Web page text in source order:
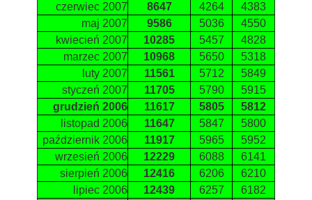
czerwiec 2007
8647 4264
4383
maj 2007
9586 5036
4550
kwiecień 2007
10285 5457
4828
marzec 2007
10968 5650
5318
luty 2007
11561 5712
5849
styczeń 2007
11705 5790
5915
grudzień 2006
11617 5805
5812
listopad 2006
11647 5847
5800
październik 2006
11917 5965
5952
wrzesień 2006
12229 6088
6141
sierpień 2006
12416 6206
6210
lipiec 2006
12439 6257
6182